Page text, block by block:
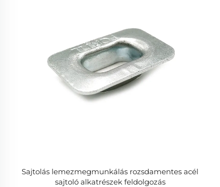
Sajtolás lemezmegmunkálás rozsdamentes acél
sajtoló alkatrészek feldolgozás